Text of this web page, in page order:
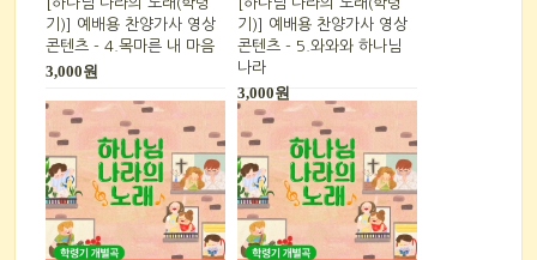
기)] 예배용 찬양가사 영상
콘텐츠 - 4.목마른 내 마음
3,000원
기)] 예배용 찬양가사 영상
콘텐츠 - 5.와와와 하나님
나라
3,000원